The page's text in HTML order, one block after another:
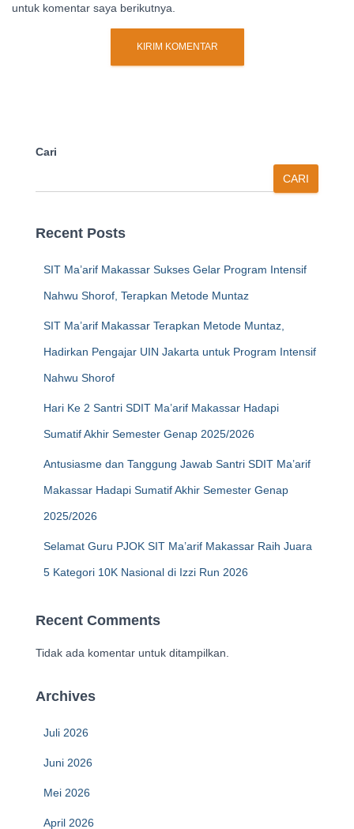
untuk komentar saya berikutnya.
Cari
CARI
Recent Posts
SIT Ma’arif Makassar Sukses Gelar Program Intensif
Nahwu Shorof, Terapkan Metode Muntaz
SIT Ma’arif Makassar Terapkan Metode Muntaz,
Hadirkan Pengajar UIN Jakarta untuk Program Intensif
Nahwu Shorof
Hari Ke 2 Santri SDIT Ma’arif Makassar Hadapi
Sumatif Akhir Semester Genap 2025/2026
Antusiasme dan Tanggung Jawab Santri SDIT Ma’arif
Makassar Hadapi Sumatif Akhir Semester Genap
2025/2026
Selamat Guru PJOK SIT Ma’arif Makassar Raih Juara
5 Kategori 10K Nasional di Izzi Run 2026
Recent Comments
Tidak ada komentar untuk ditampilkan.
Archives
Juli 2026
Juni 2026
Mei 2026
April 2026